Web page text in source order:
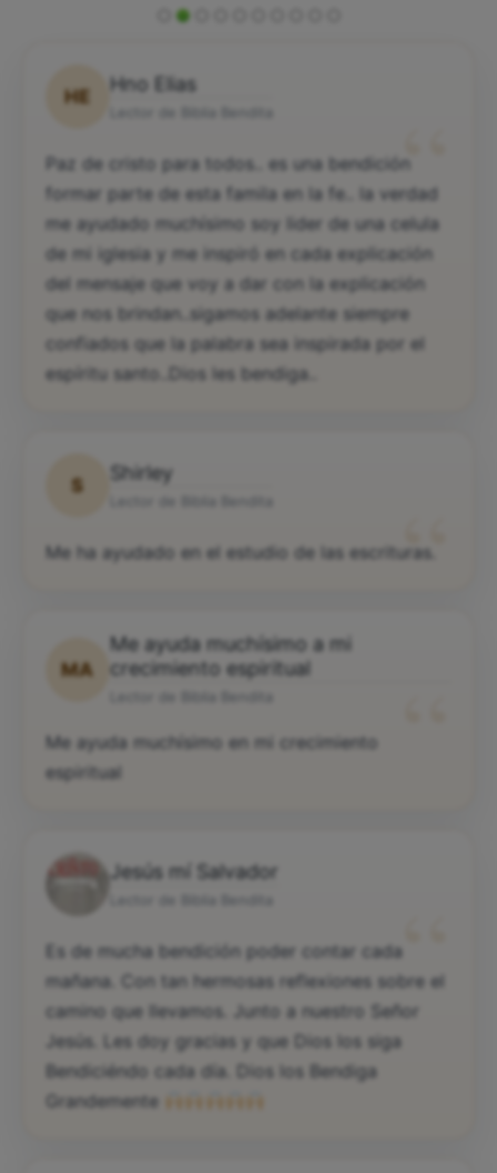
HE
Hno Elias
“
Paz de cristo para todos.. es una bendición
formar parte de esta famila en la fe.. la verdad
me ayudado muchísimo soy lider de una celula
de mi iglesia y me inspiró en cada explicación
del mensaje que voy a dar con la explicación
que nos brindan..sigamos adelante siempre
confiados que la palabra sea inspirada por el
espíritu santo..Dios les bendiga..
S
Shirley
“
Me ha ayudado en el estudio de las escrituras.
MA
Me ayuda muchísimo a mi
crecimiento espiritual
Me ayuda muchísimo en mi crecimiento
espiritual
Jesús mí Salvador
“
Es de mucha bendición poder contar cada
mañana. Con tan hermosas reflexiones sobre el
camino que llevamos. Junto a nuestro Señor
Jesús. Les doy gracias y que Dios los siga
Bendiciéndo cada día. Dios los Bendiga
Grandemente